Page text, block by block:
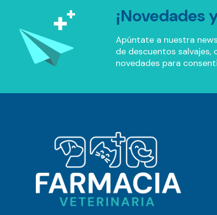
¡Novedades
Apúntate a nuestra
de descuentos
novedades para